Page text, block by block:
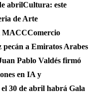
abrilCultura: este
de Arte
MACCComercio
a Emiratos Arabes
Pablo Valdés firmó
en IA y
30 de abril habrá Gala